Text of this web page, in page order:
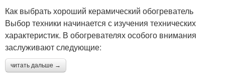
Как выбрать хороший керамический обогреватель
Выбор техники начинается с изучения технических
характеристик. В обогревателях особого внимания
заслуживают следующие:
читать дальше →